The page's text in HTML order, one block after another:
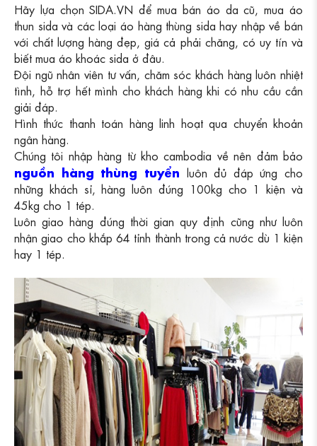
Hãy lựa chọn SIDA.VN để mua bán áo da cũ, mua áo
thun sida và các loại áo hàng thùng sida hay nhập về bán
với chất lượng hàng đẹp, giá cả phải chăng, có uy tín và
biết mua áo khoác sida ở đâu.
Đội ngũ nhân viên tư vấn, chăm sóc khách hàng luôn nhiệt
tình, hỗ trợ hết mình cho khách hàng khi có nhu cầu cần
giải đáp.
Hình thức thanh toán hàng linh hoạt qua chuyển khoản
ngân hàng.
Chúng tôi nhập hàng từ kho cambodia về nên đảm bảo
nguồn hàng thùng tuyển luôn đủ đáp ứng cho
những khách sỉ, hàng luôn đúng 100kg cho 1 kiện và
45kg cho 1 tép.
Luôn giao hàng đúng thời gian quy định cũng như luôn
nhận giao cho khắp 64 tỉnh thành trong cả nước dù 1 kiện
hay 1 tép.